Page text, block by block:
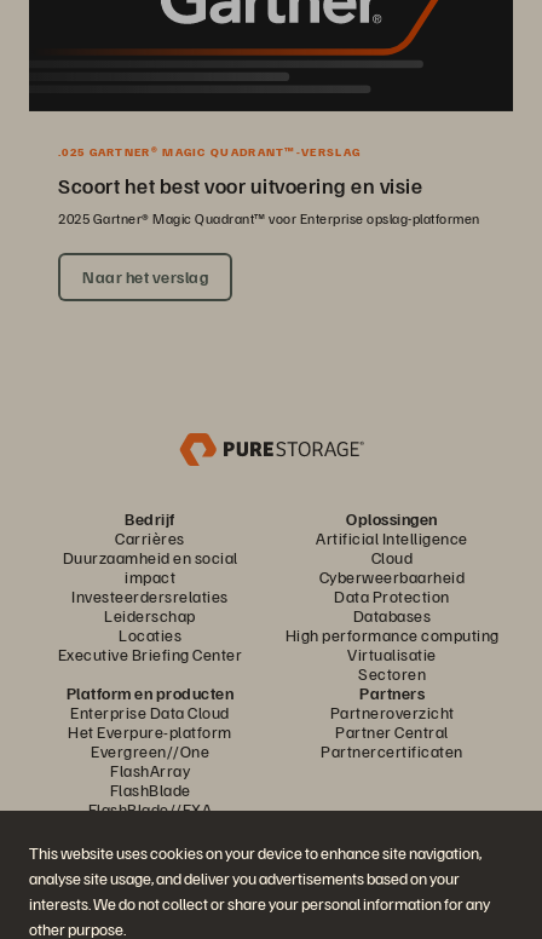
This website uses cookies on your device to enhance site navigation,
analyse site usage, and deliver you advertisements based on your
interests. We do not collect or share your personal information for any
other purpose.
.025 GARTNER® MAGIC QUADRANT™-VERSLAG
Scoort het best voor uitvoering en visie
2025 Gartner® Magic Quadrant™ voor Enterprise opslag-platformen
Naar het verslag
Bedrijf
Carrières
Duurzaamheid en social
impact
Investeerdersrelaties
Leiderschap
Locaties
Executive Briefing Center
Oplossingen
Artificial Intelligence
Cloud
Cyberweerbaarheid
Data Protection
Databases
High performance computing
Virtualisatie
Sectoren
Platform en producten
Enterprise Data Cloud
Het Everpure-platform
Evergreen//One
FlashArray
FlashBlade
FlashBlade//EXA
Portworx
Partners
Partneroverzicht
Partner Central
Partnercertificaten
Demos
Evenementen en webinars
Productaankondigingen
Neem contact met ons op
Contact Sales
Chat met Sales